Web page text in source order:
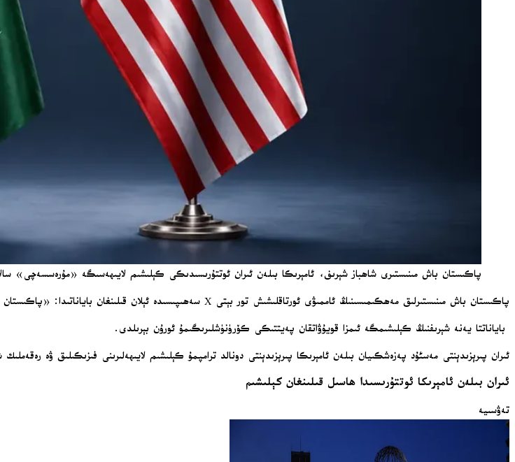
پاكىستان باش مىنىستىرى شاھباز شېرىف، ئامېرىكا بىلەن ئىران ئوتتۇرىسىدىكى كېلىشىم لايىھەسىگە «مۇرەسسەچى»
پاكىستان باش مىنىستىرلىق مەھكىمىسىنىڭ ئاممىۋى ئورتاقلىشىش تور بېتى X سەھىپىسىدە ئېلان قىلىنغان باياناتىدا: «پاكىستان باش مىنىستىرى شېرىف، ئىسلامئاباد كېلىشىم لايىھەسىگە مۇرەسسەچى سۈپىتىدە ئىمزا قويدى» دېيىلدى.
باياناتتا يەنە شېرىفنىڭ كېلىشىمگە ئىمزا قويۇۋاتقان پەيتتىكى كۆرۈنۈشلىرىگىمۇ ئورۇن بېرىلدى.
ئىران پىرېزىدېنتى مەسئۇد پەزەشكىيان بىلەن ئامېرىكا پىرېزىدېنتى دونالد ترامپمۇ كېلىشىم لايىھەلىرىنى فىزىكىلىق ۋە
ئىران بىلەن ئامېرىكا ئوتتۇرىسىدا ھاسىل قىلىنغان كېلىشىم
تەۋسىيە